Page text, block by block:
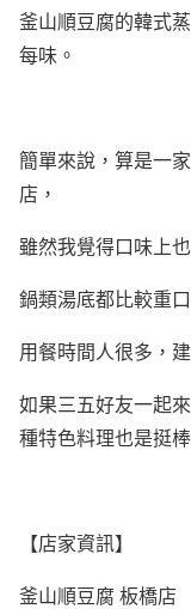
釜山順豆腐的韓式
每味。
簡單來說，算是一
店，
雖然我覺得口味上
鍋類湯底都比較重口
用餐時間人很多，
如果三五好友一起
種特色料理也是挺棒
【店家資訊】
釜山順豆腐 板橋店